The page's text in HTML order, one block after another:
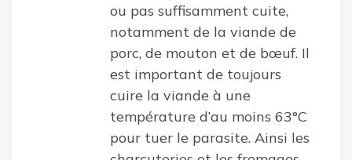
ou pas suffisamment cuite,
notamment de la viande de
porc, de mouton et de bœuf. Il
est important de toujours
cuire la viande à une
température d’au moins 63°C
pour tuer le parasite. Ainsi les